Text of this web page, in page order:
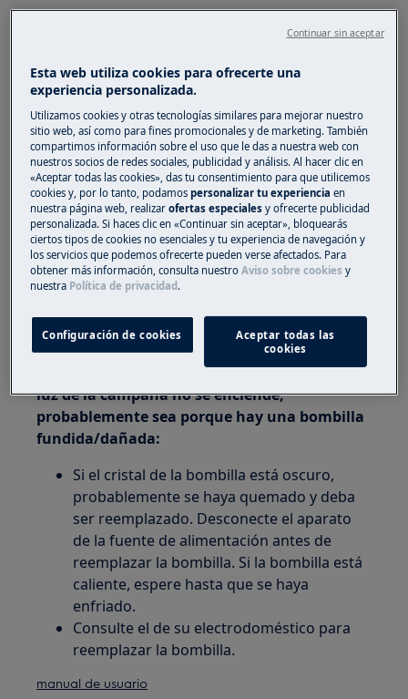
Solución
1. Primero, verifique si la función de
extracción está funcionando:
Si no funciona (la campana extractora no
reacciona, la luz no se enciende, la función
de extracción no funciona),
probablemente haya un fallo eléctrico.
Comprueba si otros electrodomésticos de
la cocina funcionan, en caso contrario
revisa los fusibles y contacta con un
electricista cualificado para subsanar el
posible fallo de cableado.
2. Si la función extractora funciona pero la
luz de la campana no se enciende,
probablemente sea porque hay una bombilla
fundida/dañada:
Si el cristal de la bombilla está oscuro,
probablemente se haya quemado y deba
ser reemplazado. Desconecte el aparato
de la fuente de alimentación antes de
reemplazar la bombilla. Si la bombilla está
caliente, espere hasta que se haya
enfriado.
Consulte el de su electrodoméstico para
reemplazar la bombilla.
manual de usuario
Esta web utiliza cookies para ofrecerte una
experiencia personalizada.
Utilizamos cookies y otras tecnologías similares para mejorar nuestro
sitio web, así como para fines promocionales y de marketing. También
compartimos información sobre el uso que le das a nuestra web con
nuestros socios de redes sociales, publicidad y análisis. Al hacer clic en
«Aceptar todas las cookies», das tu consentimiento para que utilicemos
cookies y, por lo tanto, podamospersonalizar tu experienciaen
nuestra página web, realizarofertas especiales y ofrecerte publicidad
personalizada. Si haces clic en «Continuar sin aceptar», bloquearás
ciertos tipos de cookies no esenciales y tu experiencia de navegación y
los servicios que podemos ofrecerte pueden verse afectados. Para
obtener más información, consulta nuestroAviso sobre cookies y
nuestra Política de privacidad.
Configuración de cookies
Aceptar todas las
cookies
Continuar sin aceptar